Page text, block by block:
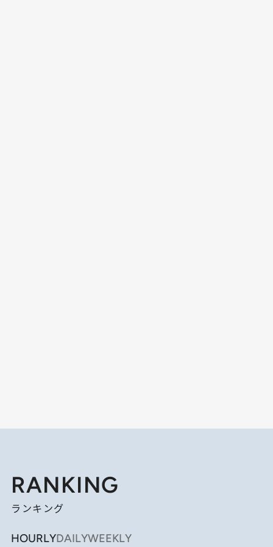
RANKING
ランキング
HOURLYDAILYWEEKLY